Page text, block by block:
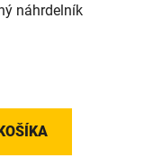
náhrdelník